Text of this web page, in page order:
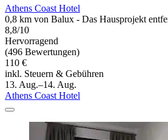
Athens Coast Hotel
0,8 km von Balux - Das Hausprojekt
8,8/10
Hervorragend
(496 Bewertungen)
110 €
inkl. Steuern & Gebühren
13. Aug.–14. Aug.
Athens Coast Hotel